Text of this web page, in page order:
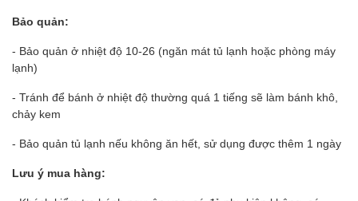
Bảo quản:
- Bảo quản ở nhiệt độ 10-26 (ngăn mát tủ lạnh hoặc phòng máy
lạnh)
- Tránh để bánh ở nhiệt độ thường quá 1 tiếng sẽ làm bánh khô,
chảy kem
- Bảo quản tủ lạnh nếu không ăn hết, sử dụng được thêm 1 ngày
Lưu ý mua hàng: